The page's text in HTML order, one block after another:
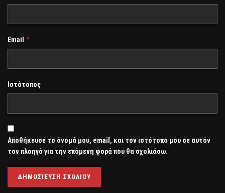
Email *
Ιστότοπος
Αποθήκευσε το όνομά μου, email, και τον ιστότοπο μου σε αυτόν
τον πλοηγό για την επόμενη φορά που θα σχολιάσω.